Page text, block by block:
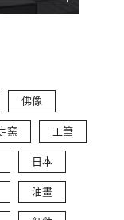
佛像
窯 工筆
日本
油畫